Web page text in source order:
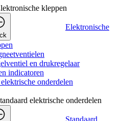
kleppen
Elektronische
en drukregelaar
indicatoren
onderdelen
elektrische onderdelen
Standaard